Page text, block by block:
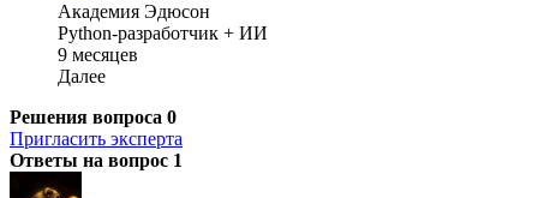
Академия Эдюсон
Python-разработчик + ИИ
9 месяцев
Далее
Решения вопроса 0
Пригласить эксперта
Ответы на вопрос 1